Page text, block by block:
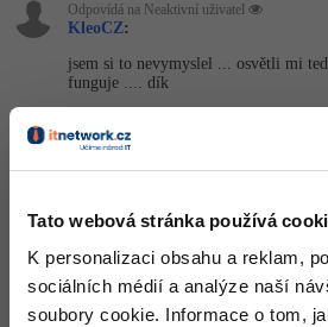
Tato webová stránka používá
K personalizaci obsahu a reklam,
sociálních médií a analýze naší
soubory cookie. Informace o tom,
Odpovídá na Neaktivní uživatel
KleoCZ:
jsem si to nevymyslel ... osvětli mi
funguje .... dík
Odpovídá na Benjibs
HTML a CSS + JS se už neučím,
se v něm taky neučím, GameMaker
JQuery mi nefunguje.